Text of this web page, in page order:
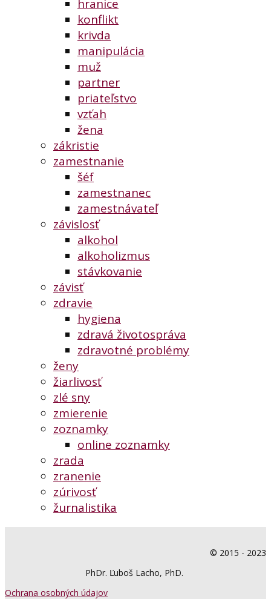
hranice
konflikt
krivda
manipulácia
muž
partner
priateľstvo
vzťah
žena
zákristie
zamestnanie
šéf
zamestnanec
zamestnávateľ
závislosť
alkohol
alkoholizmus
stávkovanie
závisť
zdravie
hygiena
zdravá životospráva
zdravotné problémy
ženy
žiarlivosť
zlé sny
zmierenie
zoznamky
online zoznamky
zrada
zranenie
zúrivosť
žurnalistika
© 2015 - 2023
PhDr. Ľuboš Lacho, PhD.
Ochrana osobných údajov